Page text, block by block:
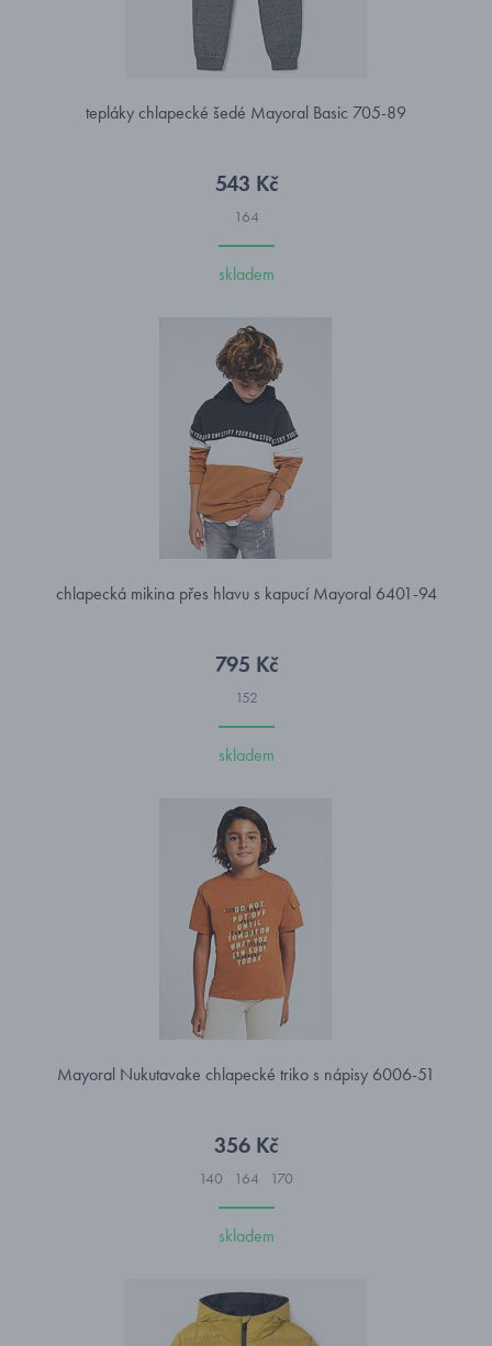
tepláky chlapecké šedé Mayoral Basic 705-89
543 Kč
164
skladem
chlapecká mikina přes hlavu s kapucí Mayoral 6401-94
795 Kč
152
skladem
Mayoral Nukutavake chlapecké triko s nápisy 6006-51
356 Kč
140 164 170
skladem